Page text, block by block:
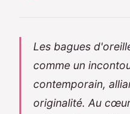
Les bagues
comme un
contemporain,
originalité. Au